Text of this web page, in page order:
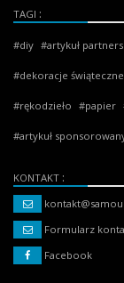
TAGI
diy artykuł
dekoracje świąteczne
rękodzieło papier
artykuł
KONTAKT
Formularz
Facebook